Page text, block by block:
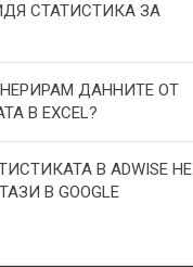
СТАТИСТИКА ЗА
ДАННИТЕ ОТ
В EXCEL?
В ADWISE НЕ
В GOOGLE